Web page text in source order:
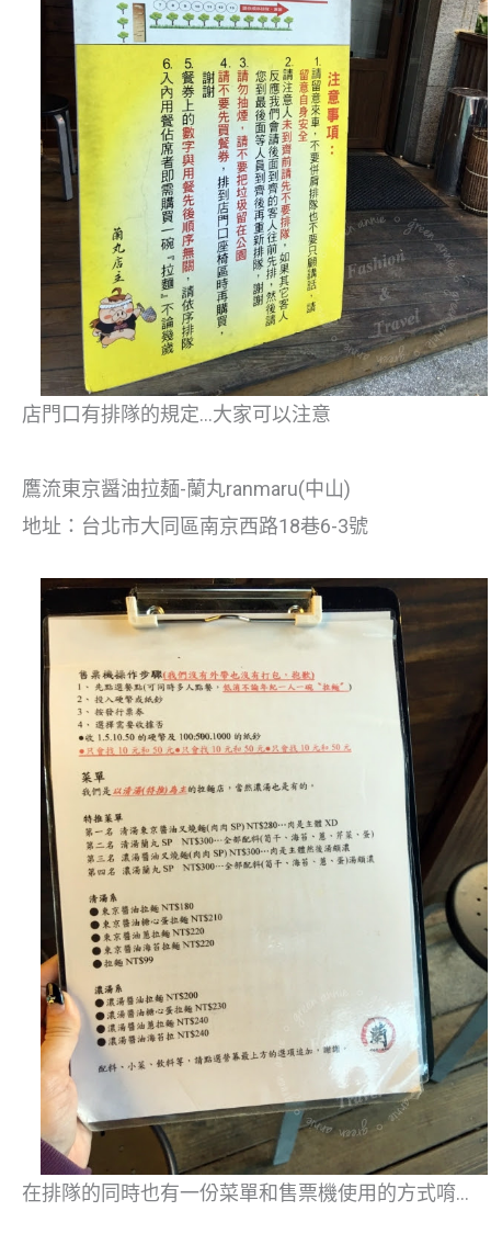
店門口有排隊的規定…大家可以注意
鷹流東京醤油拉麺-蘭丸ranmaru(中山)
地址：台北市大同區南京西路18巷6-3號
在排隊的同時也有一份菜單和售票機使用的方式唷…